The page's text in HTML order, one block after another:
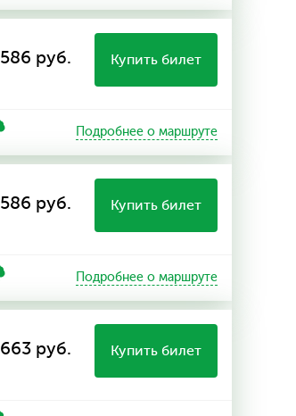
586 руб. Купить билет
Подробнее о маршруте
586 руб. Купить билет
Подробнее о маршруте
663 руб. Купить билет